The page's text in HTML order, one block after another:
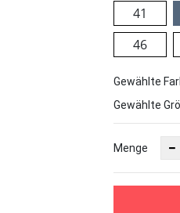
41
46
Gewählte
Gewählte
Menge